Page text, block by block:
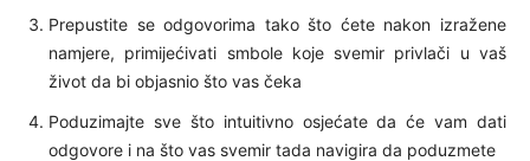
Prepustite se odgovorima tako što ćete nakon izražene
namjere, primijećivati smbole koje svemir privlači u vaš
život da bi objasnio što vas čeka
Poduzimajte sve što intuitivno osjećate da će vam dati
odgovore i na što vas svemir tada navigira da poduzmete